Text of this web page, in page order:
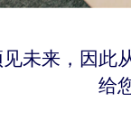
未来，因此
给